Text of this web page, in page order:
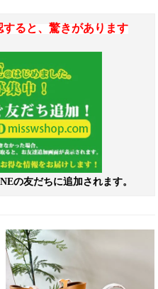
ると、驚きがあります
の友だちに追加されます。